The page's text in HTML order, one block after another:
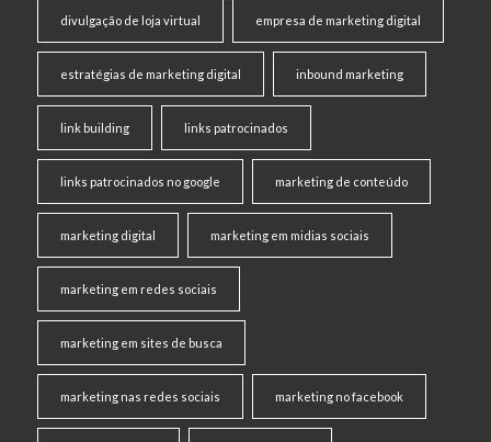
divulgação de loja virtual empresa de marketing digital
estratégias de marketing digital inbound marketing
link building links patrocinados
links patrocinados no google marketing de conteúdo
marketing digital marketing em midias sociais
marketing em redes sociais
marketing em sites de busca
marketing nas redes sociais marketing no facebook